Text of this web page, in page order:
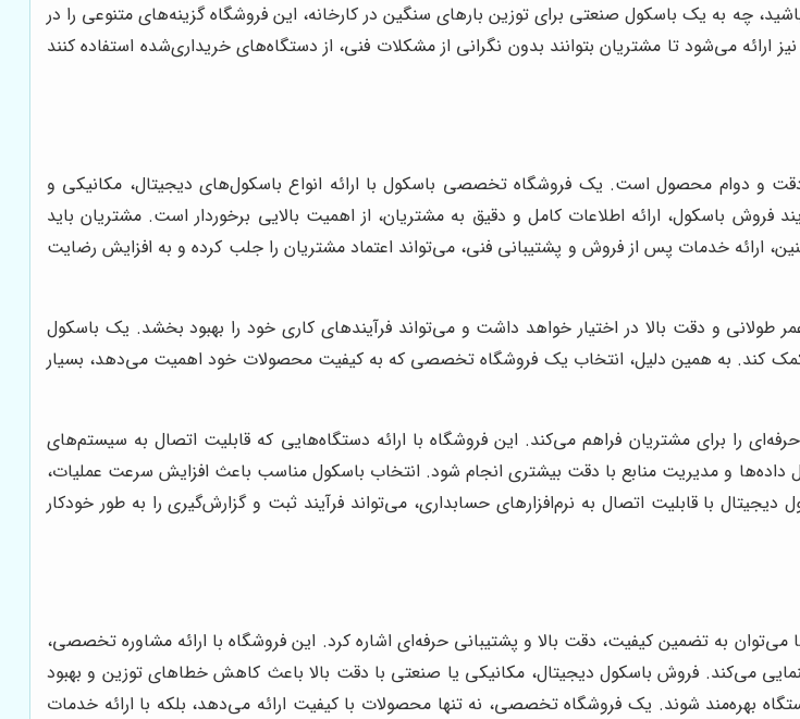
چه به یک باسکول صنعتی برای توزین بارهای سنگین در کارخانه، این فروشگاه گزینه‌های متنوعی را در
ارائه می‌شود تا مشتریان بتوانند بدون نگرانی از مشکلات فنی، از دستگاه‌های خریداری‌شده استفاده کنند
و دوام محصول است. یک فروشگاه تخصصی باسکول با ارائه انواع باسکول‌های دیجیتال، مکانیکی و
باسکول، ارائه اطلاعات کامل و دقیق به مشتریان، از اهمیت بالایی برخوردار است. مشتریان باید
ارائه خدمات پس از فروش و پشتیبانی فنی، می‌تواند اعتماد مشتریان را جلب کرده و به افزایش رضایت
و دقت بالا در اختیار خواهد داشت و می‌تواند فرآیندهای کاری خود را بهبود بخشد. یک باسکول
کمک کند. به همین دلیل، انتخاب یک فروشگاه تخصصی که به کیفیت محصولات خود اهمیت می‌دهد، بسیار
را برای مشتریان فراهم می‌کند. این فروشگاه با ارائه دستگاه‌هایی که قابلیت اتصال به سیستم‌های
داده‌ها و مدیریت منابع با دقت بیشتری انجام شود. انتخاب باسکول مناسب باعث افزایش سرعت عملیات،
با قابلیت اتصال به نرم‌افزارهای حسابداری، می‌تواند فرآیند ثبت و گزارش‌گیری را به طور خودکار
به تضمین کیفیت، دقت بالا و پشتیبانی حرفه‌ای اشاره کرد. این فروشگاه با ارائه مشاوره تخصصی،
می‌کند. فروش باسکول دیجیتال، مکانیکی یا صنعتی با دقت بالا باعث کاهش خطاهای توزین و بهبود
بهره‌مند شوند. یک فروشگاه تخصصی، نه تنها محصولات با کیفیت ارائه می‌دهد، بلکه با ارائه خدمات